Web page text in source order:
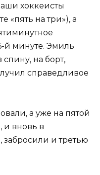
хоккеисты
«пять на три»), а
й минуте. Эмиль
спину, на борт,
справедливое
а уже на пятой
и вновь в
и третью